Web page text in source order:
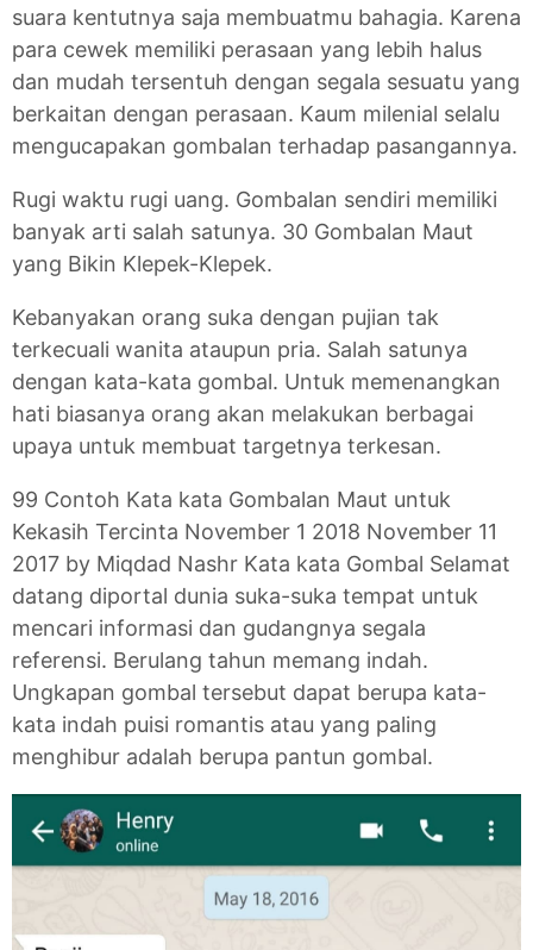
suara kentutnya saja membuatmu bahagia. Karena
para cewek memiliki perasaan yang lebih halus
dan mudah tersentuh dengan segala sesuatu yang
berkaitan dengan perasaan. Kaum milenial selalu
mengucapakan gombalan terhadap pasangannya.
Rugi waktu rugi uang. Gombalan sendiri memiliki
banyak arti salah satunya. 30 Gombalan Maut
yang Bikin Klepek-Klepek.
Kebanyakan orang suka dengan pujian tak
terkecuali wanita ataupun pria. Salah satunya
dengan kata-kata gombal. Untuk memenangkan
hati biasanya orang akan melakukan berbagai
upaya untuk membuat targetnya terkesan.
99 Contoh Kata kata Gombalan Maut untuk
Kekasih Tercinta November 1 2018 November 11
2017 by Miqdad Nashr Kata kata Gombal Selamat
datang diportal dunia suka-suka tempat untuk
mencari informasi dan gudangnya segala
referensi. Berulang tahun memang indah.
Ungkapan gombal tersebut dapat berupa kata-
kata indah puisi romantis atau yang paling
menghibur adalah berupa pantun gombal.